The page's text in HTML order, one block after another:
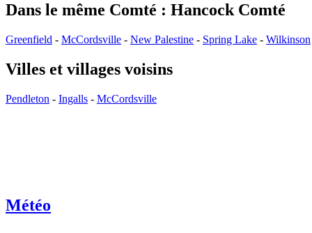
Dans le même Comté : Hancock Comté
Greenfield - McCordsville - New Palestine - Spring Lake - Wilkinson
Villes et villages voisins
Pendleton - Ingalls - McCordsville
Météo